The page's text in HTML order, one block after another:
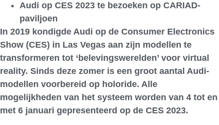
Audi op CES 2023 te bezoeken op CARIAD-
paviljoen
In 2019 kondigde Audi op de Consumer Electronics
Show (CES) in Las Vegas aan zijn modellen te
transformeren tot ‘belevingswerelden’ voor virtual
reality. Sinds deze zomer is een groot aantal Audi-
modellen voorbereid op holoride. Alle
mogelijkheden van het systeem worden van 4 tot en
met 6 januari gepresenteerd op de CES 2023.